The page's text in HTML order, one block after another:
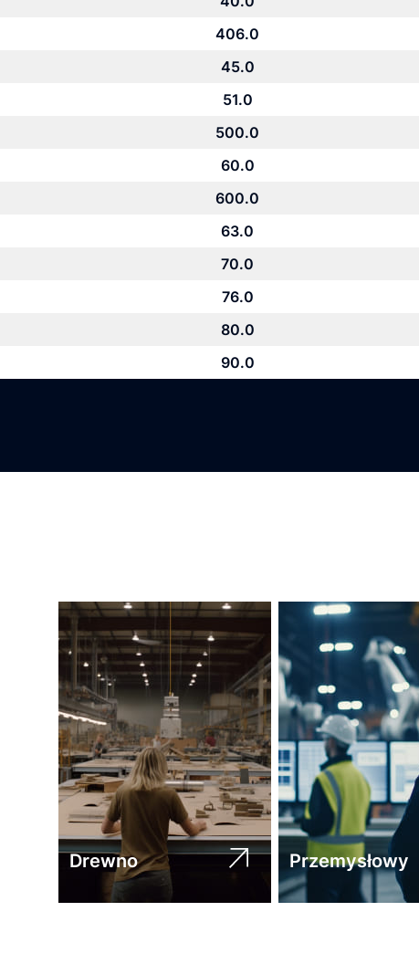
406.0
45.0
51.0
500.0
60.0
600.0
63.0
70.0
76.0
80.0
90.0
Drewno Przemysłowy